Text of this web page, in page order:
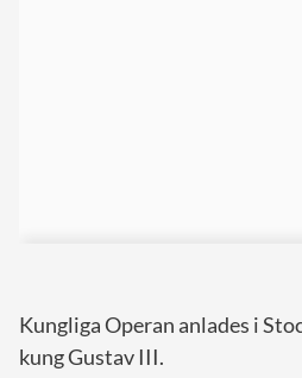
Kungliga Operan anlades i
kung Gustav III.